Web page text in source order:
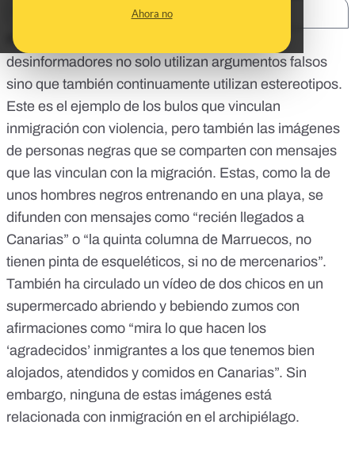
Ahora no
Para atacar a la población migrante, los
desinformadores no solo utilizan argumentos falsos
sino que también continuamente utilizan estereotipos.
Este es el ejemplo de los bulos que vinculan
inmigración con violencia, pero también las imágenes
de personas negras que se comparten con mensajes
que las vinculan con la migración. Estas, como la de
unos hombres negros entrenando en una playa, se
difunden con mensajes como “recién llegados a
Canarias” o “la quinta columna de Marruecos, no
tienen pinta de esqueléticos, si no de mercenarios”.
También ha circulado un vídeo de dos chicos en un
supermercado abriendo y bebiendo zumos con
afirmaciones como “mira lo que hacen los
‘agradecidos’ inmigrantes a los que tenemos bien
alojados, atendidos y comidos en Canarias”. Sin
embargo, ninguna de estas imágenes está
relacionada con inmigración en el archipiélago.